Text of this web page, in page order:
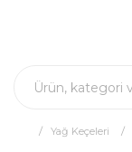
Yağ Keçeleri